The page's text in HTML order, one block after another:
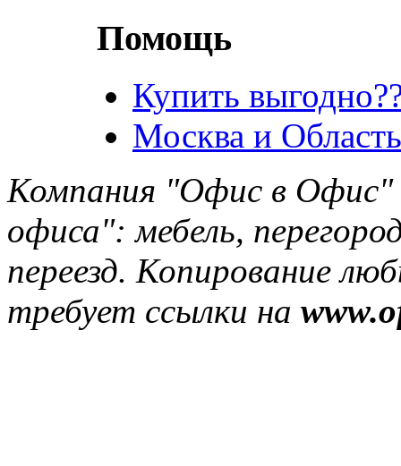
Помощь
Купить
Москва и
Компания "Офис в Офис"
офиса": мебель,
переезд. Копирование
требует ссылки на